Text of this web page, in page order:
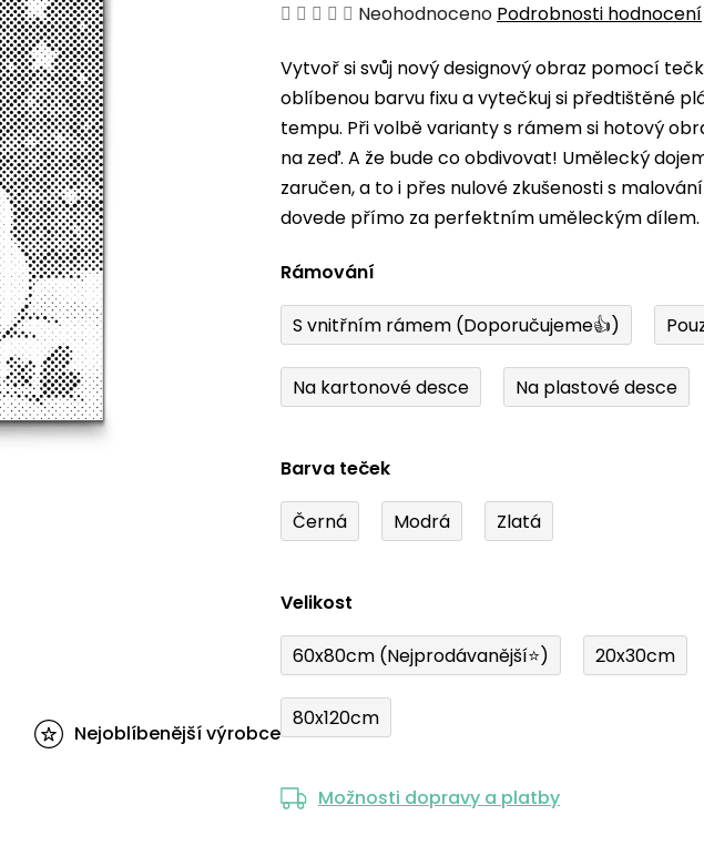
Průměrné
produktu
je
0,0
z
5
hvězdiček.
Neohodnoceno Podrobnosti hodnocení
Vytvoř si svůj nový designový obraz pomocí
oblíbenou barvu fixu a vytečkuj si předtištěné
tempu. Při volbě varianty s rámem si hotový
na zeď. A že bude co obdivovat! Umělecký
zaručen, a to i přes nulové zkušenosti s
dovede přímo za perfektním uměleckým dílem.
Rámování
S vnitřním rámem (Doporučujeme👍)
Na kartonové desce Na plastové desce
Barva teček
Černá Modrá Zlatá
Velikost
60x80cm (Nejprodávanější⭐) 20x30cm
80x120cm
Možnosti dopravy a platby
Nejoblíbenější výrobce